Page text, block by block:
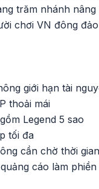
trăm nhánh nâng
chơi VN đông đảo
giới hạn tài
thoải mái
Legend 5 sao
tối đa
cần chờ thời
cáo làm phiền